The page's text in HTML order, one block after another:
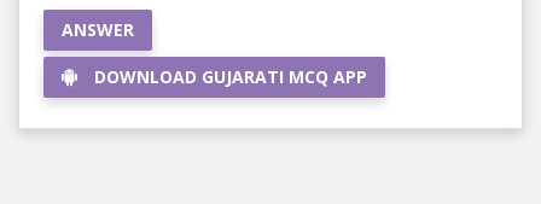
ANSWER
DOWNLOAD GUJARATI MCQ APP